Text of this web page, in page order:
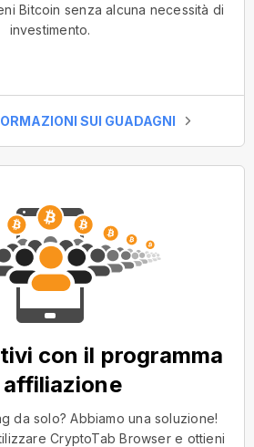
Bitcoin senza alcuna necessità di
investimento.
SUI GUADAGNI
con il programma
affiliazione
da solo? Abbiamo una soluzione!
CryptoTab Browser e ottieni